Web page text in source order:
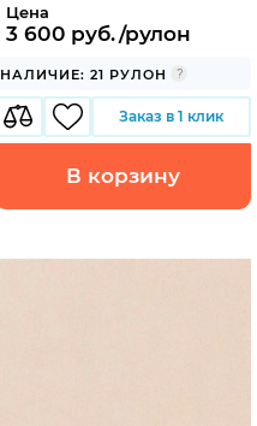
Цена
3 600 руб./рулон
НАЛИЧИЕ: 21 РУЛОН
Заказ в 1 клик
В корзину